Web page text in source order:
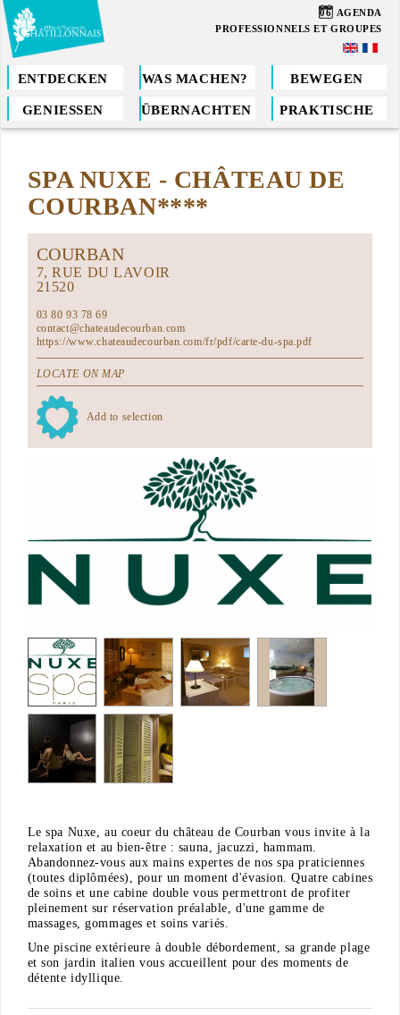
Direkt
zum
Inhalt
06 AGENDA
PROFESSIONNELS ET GROUPES
ENTDECKEN WAS MACHEN? BEWEGEN
GENIESSEN ÜBERNACHTEN PRAKTISCHE
Sie
hierSPA NUXE - CHÂTEAU DE
COURBAN****
COURBAN
7, RUE DU LAVOIR
21520
03 80 93 78 69
contact@chateaudecourban.com
https://www.chateaudecourban.com/fr/pdf/carte-du-spa.pdf
LOCATE ON MAP
Add to selection
Le spa Nuxe, au coeur du château de Courban vous invite à la
relaxation et au bien-être : sauna, jacuzzi, hammam.
Abandonnez-vous aux mains expertes de nos spa praticiennes
(toutes diplômées), pour un moment d'évasion. Quatre cabines
de soins et une cabine double vous permettront de profiter
pleinement sur réservation préalable, d'une gamme de
massages, gommages et soins variés.
Une piscine extérieure à double débordement, sa grande plage
et son jardin italien vous accueillent pour des moments de
détente idyllique.